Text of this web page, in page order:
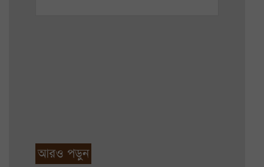
আরও পড়ুন